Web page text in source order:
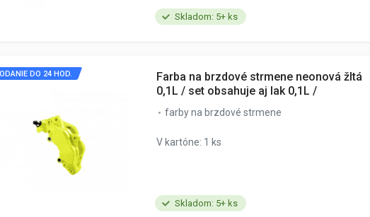
Skladom: 5+ ks
Skladom: 5+ ks
DO 24 HOD.
Farba na brzdové strmene neonová žltá
0,1L / set obsahuje aj lak 0,1L /
farby na brzdové strmene
V kartóne: 1 ks